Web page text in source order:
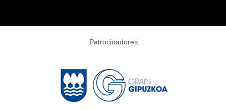
Patrocinadores: